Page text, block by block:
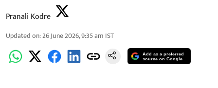
Pranali Kodre
Updated on:26 June 2026, 9:35 am IST
Add as a preferred
source on Google